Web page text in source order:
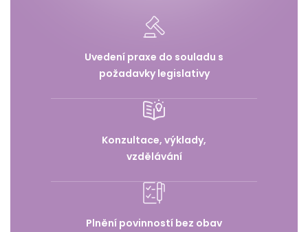
Uvedení praxe do souladu s
požadavky legislativy
Konzultace, výklady,
vzdělávání
Plnění povinností bez obav